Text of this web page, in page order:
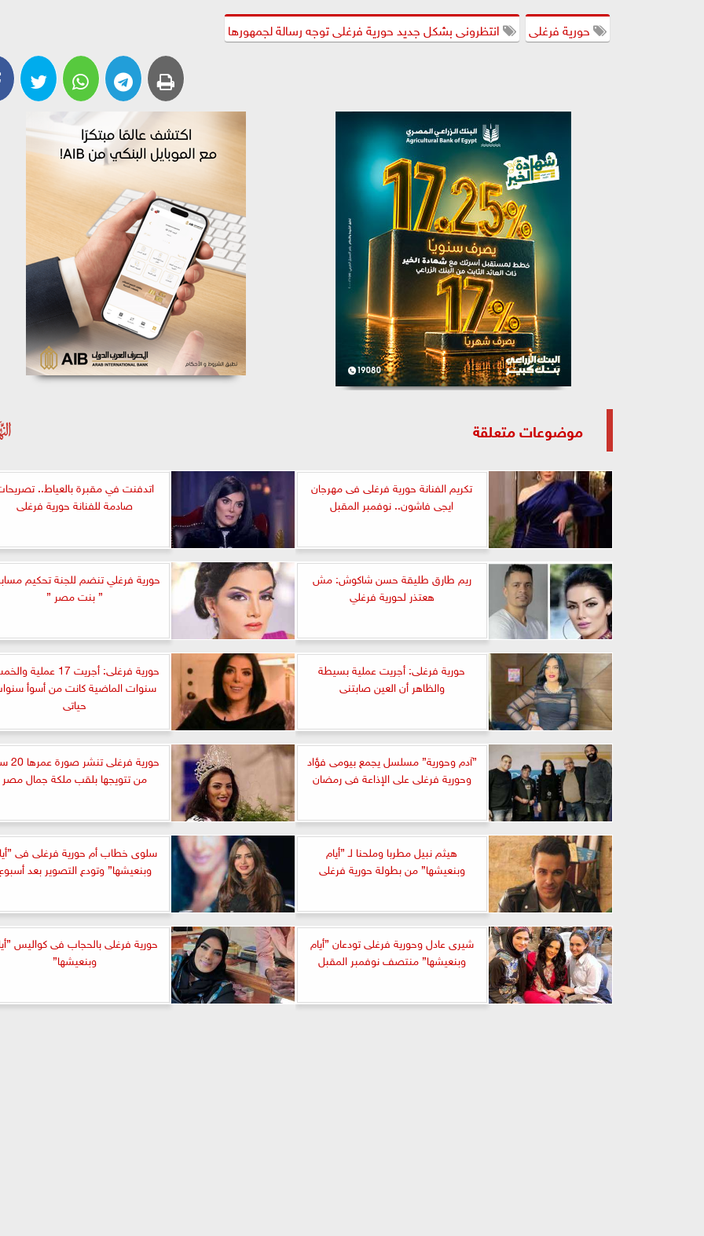
حورية فرغلى
انتظرونى بشكل جديد حورية فرغلى توجه رسالة لجمهورها
موضوعات متعلقة
تكريم الفنانة حورية فرغلى فى مهرجان
ايجى فاشون.. نوفمبر المقبل
اتدفنت في مقبرة بالعياط..
صادمة للفنانة حورية فرغلى
ريم طارق طليقة حسن شاكوش: مش
هعتذر لحورية فرغلي
حورية فرغلي تنضم للجنة تحكيم
” بنت مصر ”
حورية فرغلى: أجريت عملية بسيطة
والظاهر أن العين صابتنى
حورية فرغلى: أجريت 17 عملية
سنوات الماضية كانت من أسوأ
حياتى
”آدم وحورية” مسلسل يجمع بيومى فؤاد
وحورية فرغلى على الإذاعة فى رمضان
حورية فرغلى
من تتويجها بلقب ملكة جمال مصر
هيثم نبيل مطربا وملحنا لـ ”أيام
وبنعيشها” من بطولة حورية فرغلى
سلوى خطاب أم حورية فرغلى فى
وبنعيشها” وتودع التصوير بعد
شيرى عادل وحورية فرغلى تودعان ”أيام
وبنعيشها” منتصف نوفمبر المقبل
حورية فرغلى بالحجاب فى كواليس
وبنعيشها”